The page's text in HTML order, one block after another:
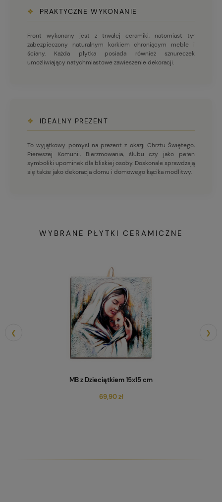
❖ PRAKTYCZNE WYKONANIE
Front wykonany jest z trwałej ceramiki, natomiast tył
zabezpieczony naturalnym korkiem chroniącym meble i
ściany. Każda płytka posiada również sznureczek
umożliwiający natychmiastowe zawieszenie dekoracji.
❖ IDEALNY PREZENT
To wyjątkowy pomysł na prezent z okazji Chrztu Świętego,
Pierwszej Komunii, Bierzmowania, ślubu czy jako pełen
symboliki upominek dla bliskiej osoby. Doskonale sprawdzają
się także jako dekoracja domu i domowego kącika modlitwy.
WYBRANE PŁYTKI CERAMICZNE
Archaniołowie Michał i Gabriel
69,90 zł
❮ ❯